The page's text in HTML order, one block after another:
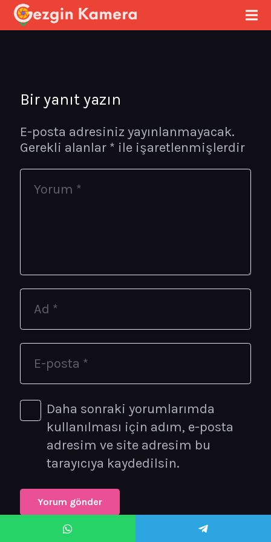
Bir yanıt yazın
E-posta adresiniz yayınlanmayacak.
Gerekli alanlar * ile işaretlenmişlerdir
Daha sonraki yorumlarımda
kullanılması için adım, e-posta
adresim ve site adresim bu
tarayıcıya kaydedilsin.
Yorum gönder